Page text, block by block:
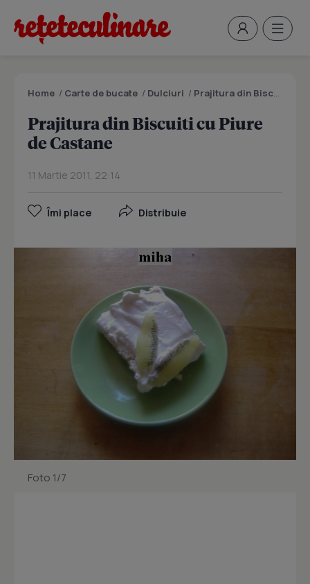
Home / Carte de bucate / Dulciuri / Prajitura din Biscuiti cu Piure de Castane
Prajitura din Biscuiti cu Piure
de Castane
11 Martie 2011, 22:14
Îmi place Distribuie
Foto 1/7